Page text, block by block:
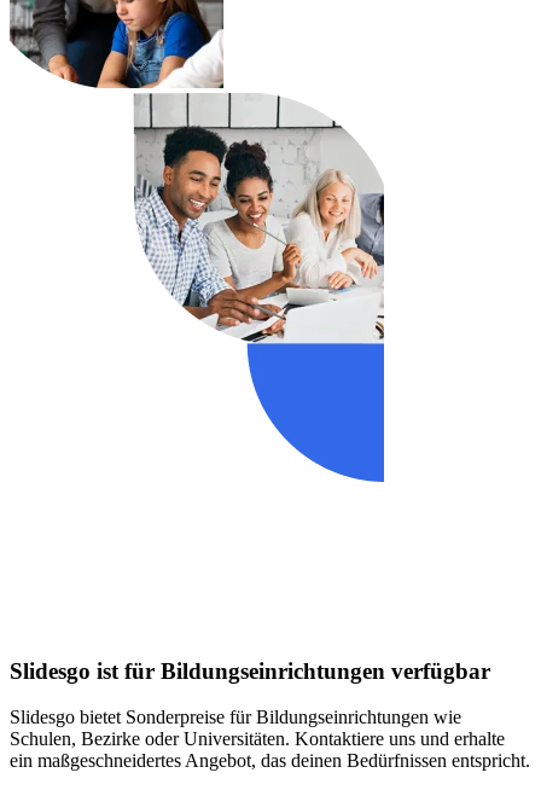
Slidesgo ist für Bildungseinrichtungen verfügbar
Slidesgo bietet Sonderpreise für Bildungseinrichtungen wie
Schulen, Bezirke oder Universitäten. Kontaktiere uns und erhalte
ein maßgeschneidertes Angebot, das deinen Bedürfnissen entspricht.